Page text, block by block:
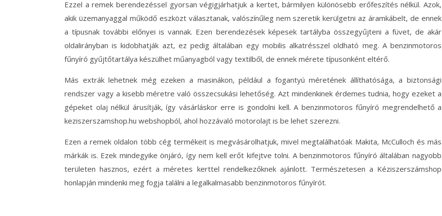
Ezzel a remek berendezéssel gyorsan végigjárhatjuk a kertet, bármilyen különösebb erőfeszítés nélkül. Azok,
akik üzemanyaggal működő eszközt választanak, valószínűleg nem szeretik kerülgetni az áramkábelt, de ennek
a típusnak további előnyei is vannak. Ezen berendezések képesek tartályba összegyűjteni a füvet, de akár
oldalirányban is kidobhatják azt, ez pedig általában egy mobilis alkatrésszel oldható meg. A benzinmotoros
fűnyíró gyűjtőtartálya készülhet műanyagból vagy textilből, de ennek mérete típusonként eltérő.
Más extrák lehetnek még ezeken a masinákon, például a fogantyú méretének állíthatósága, a biztonsági
rendszer vagy a kisebb méretre való összecsukási lehetőség. Azt mindenkinek érdemes tudnia, hogy ezeket a
gépeket olaj nélkül árusítják, így vásárláskor erre is gondolni kell. A benzinmotoros fűnyíró megrendelhető a
keziszerszamshop.hu webshopból, ahol hozzávaló motorolajt is be lehet szerezni.
Ezen a remek oldalon több cég termékeit is megvásárolhatjuk, mivel megtalálhatóak Makita, McCulloch és más
márkák is. Ezek mindegyike önjáró, így nem kell erőt kifejtve tolni. A benzinmotoros fűnyíró általában nagyobb
területen hasznos, ezért a méretes kerttel rendelkezőknek ajánlott. Természetesen a Kéziszerszámshop
honlapján mindenki meg fogja találni a legalkalmasabb benzinmotoros fűnyírót.